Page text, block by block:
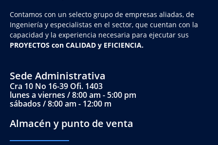
Contamos con un selecto grupo de empresas aliadas, de
Ingeniería y especialistas en el sector, que cuentan con la
capacidad y la experiencia necesaria para ejecutar sus
PROYECTOS con CALIDAD y EFICIENCIA.
Sede Administrativa
Cra 10 No 16-39 Ofi. 1403
lunes a viernes / 8:00 am - 5:00 pm
sábados / 8:00 am - 12:00 m
Almacén y punto de venta